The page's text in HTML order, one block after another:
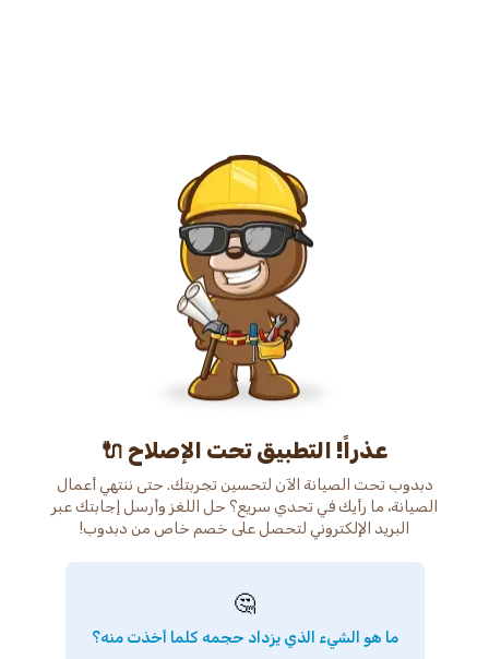
عذراً! التطبيق تحت الإصلاح 🔌
دبدوب تحت الصيانة الآن لتحسين تجربتك. حتى ننتهي أعمال
الصيانة، ما رأيك في تحدي سريع؟ حل اللغز وأرسل إجابتك عبر
البريد الإلكتروني لتحصل على خصم خاص من دبدوب!
🤔
ما هو الشيء الذي يزداد حجمه كلما أخذت منه؟